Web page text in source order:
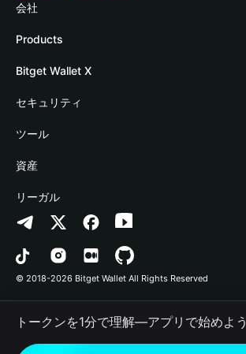
会社
Bitget Walletについて
ブログ
アカデミー
暗号資産ニュース
Help Center
お問い合わせ
ブランドリソース
キャリア
Products
Crypto Card
Stablecoin Earn
Payfi Crypto
Crypto Swap API
Altcoin Season Index
Prediction Markets
DApp
RWA
Bitget Wallet X
デベロッパー
ウォレットを接続
Bitget Wallet Pay
プロジェクトを掲載
セキュリティ
保護基金
セキュリティ技術
ツール
暗号資産を購入
認証検出
コントラクト検出
一括送金
資産
Arbitrum
Avalanche
Bitcoin
Polygon
リーガル
プライバシーポリシー
利用規約
© 2018-2026 Bitget Wallet All Rights Reserved
トークンを1分で理解―アプリで始めよう